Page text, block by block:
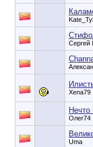
Сергей
Xena79
Нечто
Олег74
Uma